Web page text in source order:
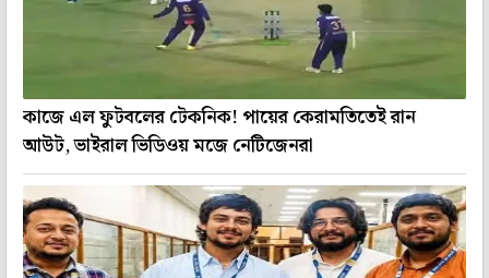
কাজে এল ফুটবলের টেকনিক! পায়ের কেরামতিতেই রান
আউট, ভাইরাল ভিডিওয় মজে নেটিজেনরা